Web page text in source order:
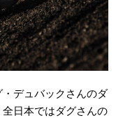
デュバックさんのダ
日本ではダグさんの